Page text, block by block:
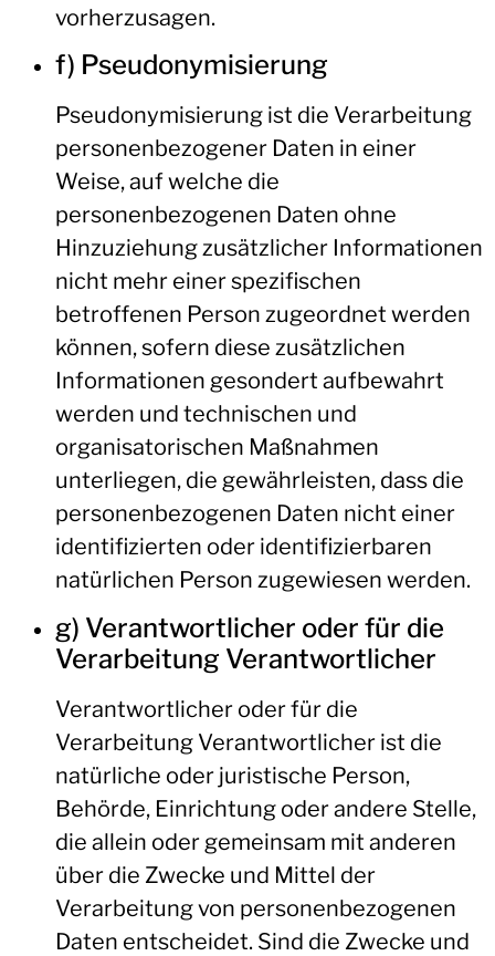
vorherzusagen.
f) Pseudonymisierung
Pseudonymisierung ist die Verarbeitung
personenbezogener Daten in einer
Weise, auf welche die
personenbezogenen Daten ohne
Hinzuziehung zusätzlicher Informationen
nicht mehr einer spezifischen
betroffenen Person zugeordnet werden
können, sofern diese zusätzlichen
Informationen gesondert aufbewahrt
werden und technischen und
organisatorischen Maßnahmen
unterliegen, die gewährleisten, dass die
personenbezogenen Daten nicht einer
identifizierten oder identifizierbaren
natürlichen Person zugewiesen werden.
g) Verantwortlicher oder für die
Verarbeitung Verantwortlicher
Verantwortlicher oder für die
Verarbeitung Verantwortlicher ist die
natürliche oder juristische Person,
Behörde, Einrichtung oder andere Stelle,
die allein oder gemeinsam mit anderen
über die Zwecke und Mittel der
Verarbeitung von personenbezogenen
Daten entscheidet. Sind die Zwecke und